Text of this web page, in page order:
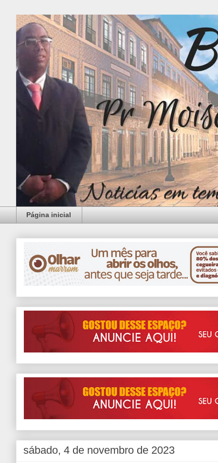
Página inicial
sábado, 4 de novembro de 2023